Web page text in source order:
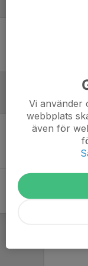
Referat
Vi använder
webbplats
även för